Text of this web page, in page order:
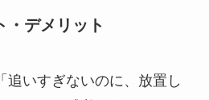
・デメリット
追いすぎないのに、放置し